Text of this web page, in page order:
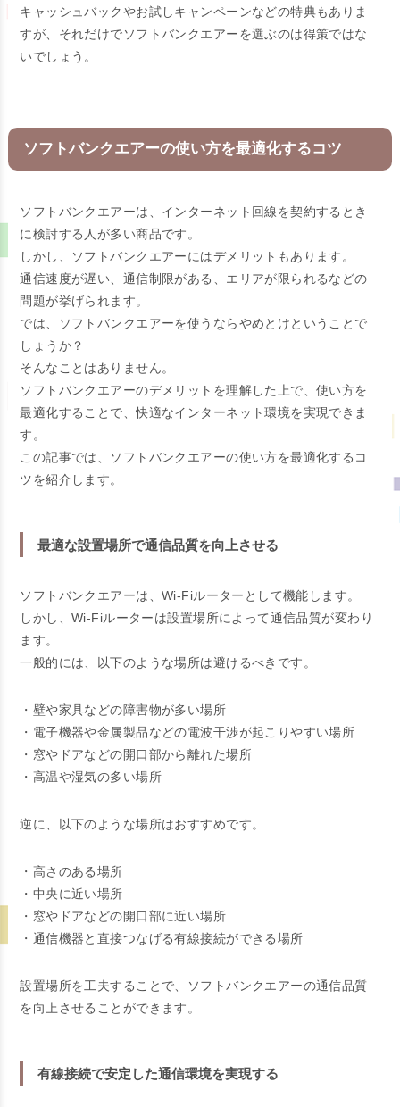
キャッシュバックやお試しキャンペーンなどの特典もありま
すが、それだけでソフトバンクエアーを選ぶのは得策ではな
いでしょう。
ソフトバンクエアーの使い方を最適化するコツ
ソフトバンクエアーは、インターネット回線を契約するとき
に検討する人が多い商品です。
しかし、ソフトバンクエアーにはデメリットもあります。
通信速度が遅い、通信制限がある、エリアが限られるなどの
問題が挙げられます。
では、ソフトバンクエアーを使うならやめとけということで
しょうか？
そんなことはありません。
ソフトバンクエアーのデメリットを理解した上で、使い方を
最適化することで、快適なインターネット環境を実現できま
す。
この記事では、ソフトバンクエアーの使い方を最適化するコ
ツを紹介します。
最適な設置場所で通信品質を向上させる
ソフトバンクエアーは、Wi-Fiルーターとして機能します。
しかし、Wi-Fiルーターは設置場所によって通信品質が変わり
ます。
一般的には、以下のような場所は避けるべきです。
・壁や家具などの障害物が多い場所
・電子機器や金属製品などの電波干渉が起こりやすい場所
・窓やドアなどの開口部から離れた場所
・高温や湿気の多い場所
逆に、以下のような場所はおすすめです。
・高さのある場所
・中央に近い場所
・窓やドアなどの開口部に近い場所
・通信機器と直接つなげる有線接続ができる場所
設置場所を工夫することで、ソフトバンクエアーの通信品質
を向上させることができます。
有線接続で安定した通信環境を実現する